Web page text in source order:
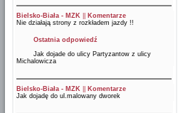
Bielsko-Biała - MZK
Komentarze
Nie działają strony z rozkładem jazdy !!
Ostatnia odpowiedź
Jak dojade do ulicy Partyzantow z ulicy
Michalowicza
Bielsko-Biała - MZK
Komentarze
Jak dojadę do ul.malowany dworek